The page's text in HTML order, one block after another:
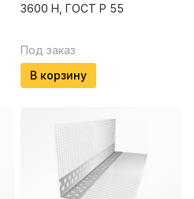
3600 Н, ГОСТ Р 55
Под заказ
В корзину